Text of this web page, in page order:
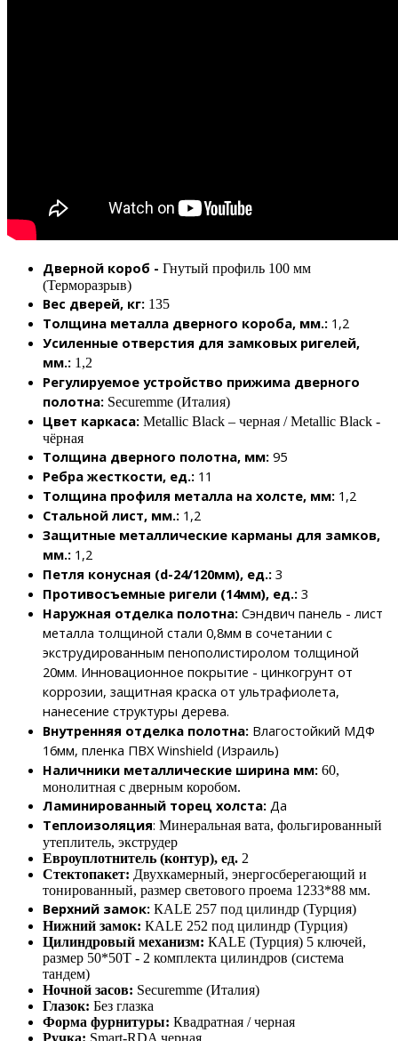
Дверной короб - Гнутый профиль 100 мм
(Терморазрыв)
Вес дверей, кг: 135
Толщина металла дверного короба, мм.: 1,2
Усиленные отверстия для замковых ригелей,
мм.: 1,2
Регулируемое устройство прижима дверного
полотна: Securemme (Италия)
Цвет каркаса: Metallic Black – черная / Metallic Black -
чёрная
Толщина дверного полотна, мм: 95
Ребра жесткости, ед.: 11
Толщина профиля металла на холсте, мм: 1,2
Стальной лист, мм.: 1,2
Защитные металлические карманы для замков,
мм.: 1,2
Петля конусная (d-24/120мм), ед.: 3
Противосъемные ригели (14мм), ед.: 3
Наружная отделка полотна: Сэндвич панель - лист
металла толщиной стали 0,8мм в сочетании с
экструдированным пенополистиролом толщиной
20мм. Инновационное покрытие - цинкогрунт от
коррозии, защитная краска от ультрафиолета,
нанесение структуры дерева.
Внутренняя отделка полотна: Влагостойкий МДФ
16мм, пленка ПВХ Winshield (Израиль)
Наличники металлические ширина мм: 60,
монолитная с дверным коробом.
Ламинированный торец холста: Да
Теплоизоляция: Минеральная вата, фольгированный
утеплитель, экструдер
Евроуплотнитель (контур), ед. 2
Cтектопакет: Двухкамерный, энергосберегающий и
тонированный, размер светового проема 1233*88 мм.
Верхний замок: КАLЕ 257 под цилиндр (Турция)
Нижний замок: КАLЕ 252 под цилиндр (Турция)
Цилиндровый механизм: КАLЕ (Турция) 5 ключей,
размер 50*50Т - 2 комплекта цилиндров (система
тандем)
Ночной засов: Securemme (Италия)
Глазок: Без глазка
Форма фурнитуры: Квадратная / черная